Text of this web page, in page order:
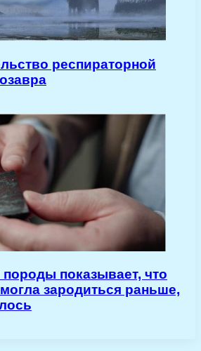
респираторной
показывает, что
зародиться раньше,